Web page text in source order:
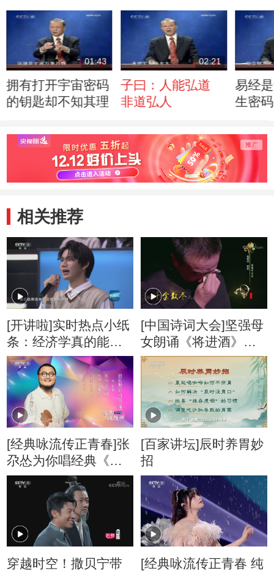
01:43
拥有打开宇宙密码
的钥匙却不知其理
02:21
子曰：人能弘道
非道弘人
易经
生密
相关推荐
[开讲啦]实时热点小纸
条：经济学真的能解
释一切吗？
[中国诗词大会]坚强母
女朗诵《将进酒》感
动全场！
[经典咏流传正青春]张
尕怂为你唱经典《房
兵曹胡马》
[百家讲坛]辰时养胃妙
招
穿越时空！撒贝宁带
[经典咏流传正青春 纯